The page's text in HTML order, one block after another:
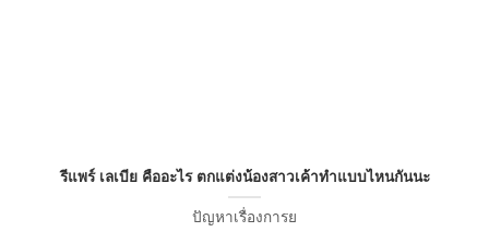
รีแพร์ เลเบีย คืออะไร ตกแต่งน้องสาวเค้าทำแบบไหนกันนะ
ปัญหาเรื่องการย